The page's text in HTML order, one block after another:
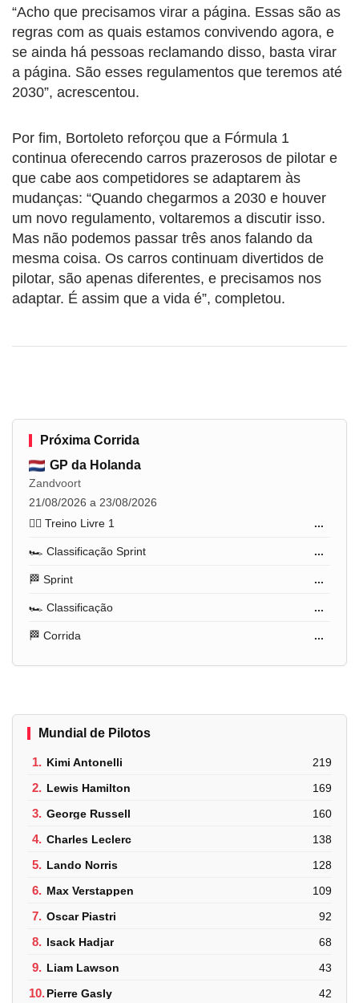
“Acho que precisamos virar a página. Essas são as
regras com as quais estamos convivendo agora, e
se ainda há pessoas reclamando disso, basta virar
a página. São esses regulamentos que teremos até
2030”, acrescentou.
Por fim, Bortoleto reforçou que a Fórmula 1
continua oferecendo carros prazerosos de pilotar e
que cabe aos competidores se adaptarem às
mudanças: “Quando chegarmos a 2030 e houver
um novo regulamento, voltaremos a discutir isso.
Mas não podemos passar três anos falando da
mesma coisa. Os carros continuam divertidos de
pilotar, são apenas diferentes, e precisamos nos
adaptar. É assim que a vida é”, completou.
Próxima Corrida
GP da Holanda
Zandvoort
21/08/2026 a 23/08/2026
🏋️‍♂️ Treino Livre 1
...
🏎️ Classificação Sprint ...
🏁 Sprint ...
🏎️ Classificação ...
🏁 Corrida ...
Mundial de Pilotos
1. Kimi Antonelli 219
2. Lewis Hamilton 169
3. George Russell 160
4. Charles Leclerc 138
5. Lando Norris 128
6. Max Verstappen 109
7. Oscar Piastri 92
8. Isack Hadjar 68
9. Liam Lawson 43
10.Pierre Gasly 42